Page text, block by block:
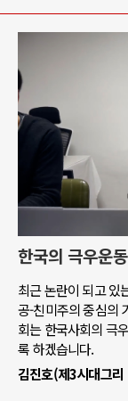
한국의 극우운
최근 논란이 되고 있
공-친미주의 중심의
회는 한국사회의 극
록 하겠습니다.
김진호(제3시대그리